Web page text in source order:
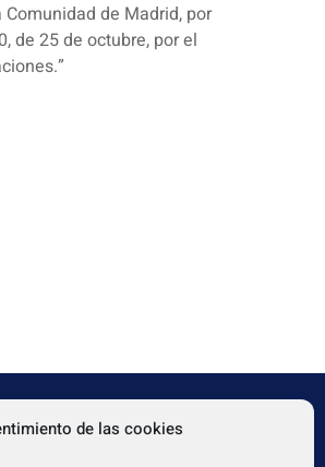
de las cookies
de Madrid, por
de 25 de octubre, por el
LEGALES